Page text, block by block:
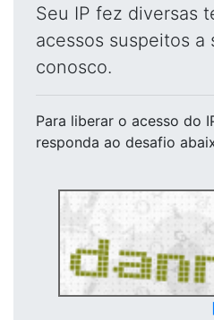
Seu IP fez diversas
acessos suspeitos a
conosco.
Para liberar o acesso do
responda ao desafio